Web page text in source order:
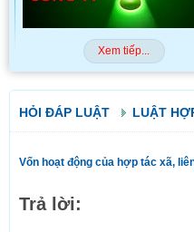
Xem tiếp...
HỎI ĐÁP LUẬT LUẬT
Vốn hoạt động của hợp tác xã,
Trả lời: